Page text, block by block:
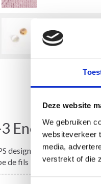
Deze website
We gebruiken
websiteverkeer
media,
verstrekt of die
Enchanted
design: Modèle n° cm-
de fils B